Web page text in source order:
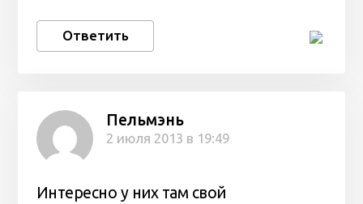
Ответить
Пельмэнь
2 июля 2013 в 19:49
Интересно у них там свой